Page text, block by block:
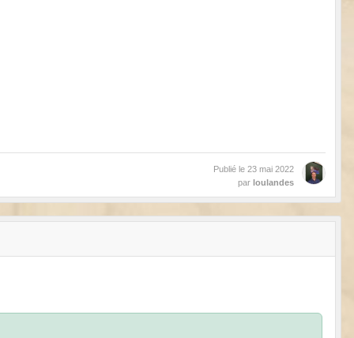
Publié le 23 mai 2022
par loulandes